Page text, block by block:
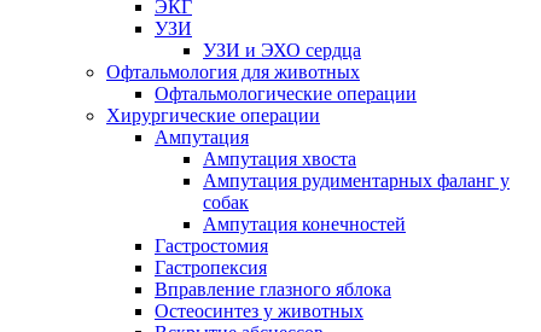
ЭКГ
УЗИ
УЗИ и ЭХО сердца
Офтальмология для животных
Офтальмологические операции
Хирургические операции
Ампутация
Ампутация хвоста
Ампутация рудиментарных фаланг у
собак
Ампутация конечностей
Гастростомия
Гастропексия
Вправление глазного яблока
Остеосинтез у животных